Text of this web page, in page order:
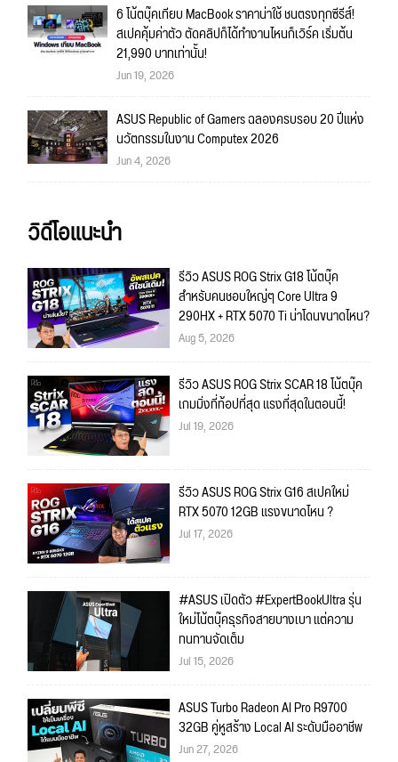
6 โน้ตบุ๊คเทียบ MacBook ราคาน่าใช้ ชนตรงทุกซีรีส์!
สเปคคุ้มค่าตัว ตัดคลิปก็ได้ทำงานไหนก็เวิร์ค เริ่มต้น
21,990 บาทเท่านั้น!
Jun 19, 2026
ASUS Republic of Gamers ฉลองครบรอบ 20 ปีแห่ง
นวัตกรรมในงาน Computex 2026
Jun 4, 2026
วิดีโอแนะนำ
รีวิว ASUS ROG Strix G18 โน้ตบุ๊ค
สำหรับคนชอบใหญ่ๆ Core Ultra 9
290HX + RTX 5070 Ti น่าโดนขนาดไหน?
Aug 5, 2026
รีวิว ASUS ROG Strix SCAR 18 โน้ตบุ๊ค
เกมมิ่งที่ท้อปที่สุด แรงที่สุดในตอนนี้!
Jul 19, 2026
รีวิว ASUS ROG Strix G16 สเปคใหม่
RTX 5070 12GB แรงขนาดไหน ?
Jul 17, 2026
#ASUS เปิดตัว #ExpertBookUltra รุ่น
ใหม่โน้ตบุ๊คธุรกิจสายบางเบา แต่ความ
ทนทานจัดเต็ม
Jul 15, 2026
ASUS Turbo Radeon AI Pro R9700
32GB คู่หูสร้าง Local AI ระดับมืออาชีพ
Jun 27, 2026